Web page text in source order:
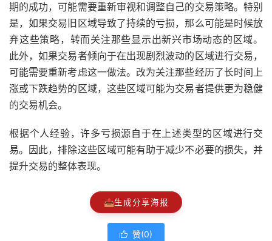
期的成功，可能需要重新审视和调整自己的交易策略。特别
是，如果交易旧区域导致了持续的亏损，那么可能是时候放
弃这些策略，转而关注那些显示出新兴市场动态的区域。
此外，如果交易者倾向于在出现剧烈波动的区域进行交易，
可能需要重新考虑这一做法。改为关注那些经历了长时间上
涨或下跌趋势的区域，这些区域可能为交易者提供更为稳健
的交易机会。
根据个人经验，许多亏损源自于在上述类型的区域进行交
易。因此，排除这些区域可能有助于减少不必要的损失，并
提升交易的整体表现。
📤生成分享海报
 赞(0)